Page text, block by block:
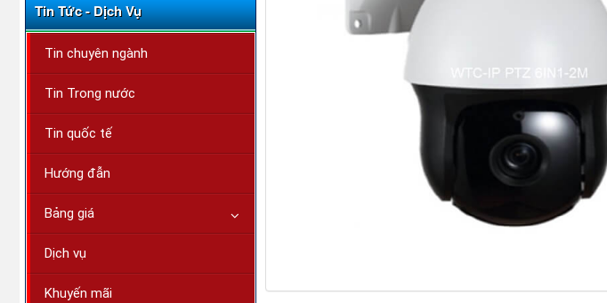
Tin Tức - Dịch Vụ
Tin chuyên ngành
Tin Trong nước
Tin quốc tế
Hướng đẫn
Bảng giá
Dịch vụ
Khuyến mãi